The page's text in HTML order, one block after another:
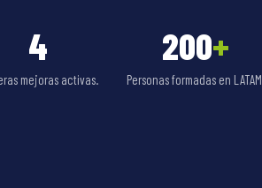
4
mejoras activas.
200+
Personas formadas en LATAM.